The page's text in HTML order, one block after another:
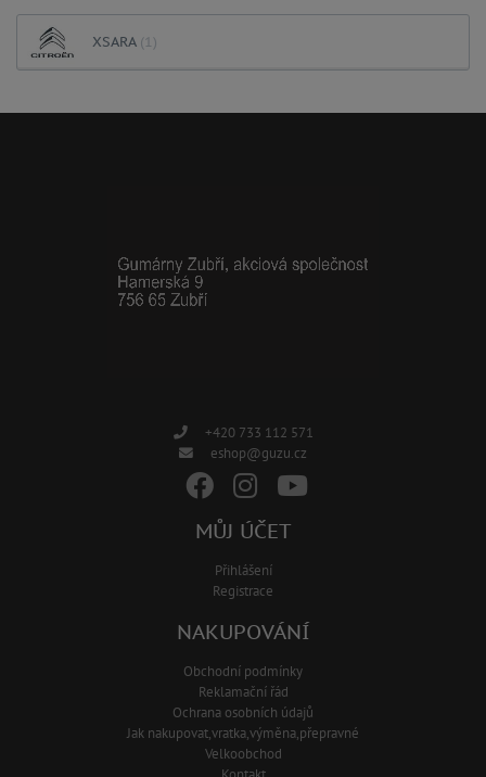
XSARA (1)
+420 733 112 571
eshop@guzu.cz
MŮJ ÚČET
Přihlášení
Registrace
NAKUPOVÁNÍ
Obchodní podmínky
Reklamační řád
Ochrana osobních údajů
Jak nakupovat,vratka,výměna,přepravné
Velkoobchod